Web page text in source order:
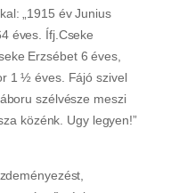
„1915 év Junius
éves. Ífj.Cseke
Erzsébet 6 éves,
1 ½ éves. Fájó szivel
szélvésze meszi
közénk. Ugy legyen!”